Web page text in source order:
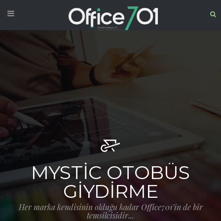
MYSTIC OTOBÜS
GIYDIRME
Her marka kendisinin olduğu kadar Office701’in de bir
temsilcisidir...